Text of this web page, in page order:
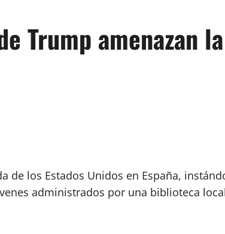
Trump amenazan
de los Estados Unidos en España,
administrados por una biblioteca